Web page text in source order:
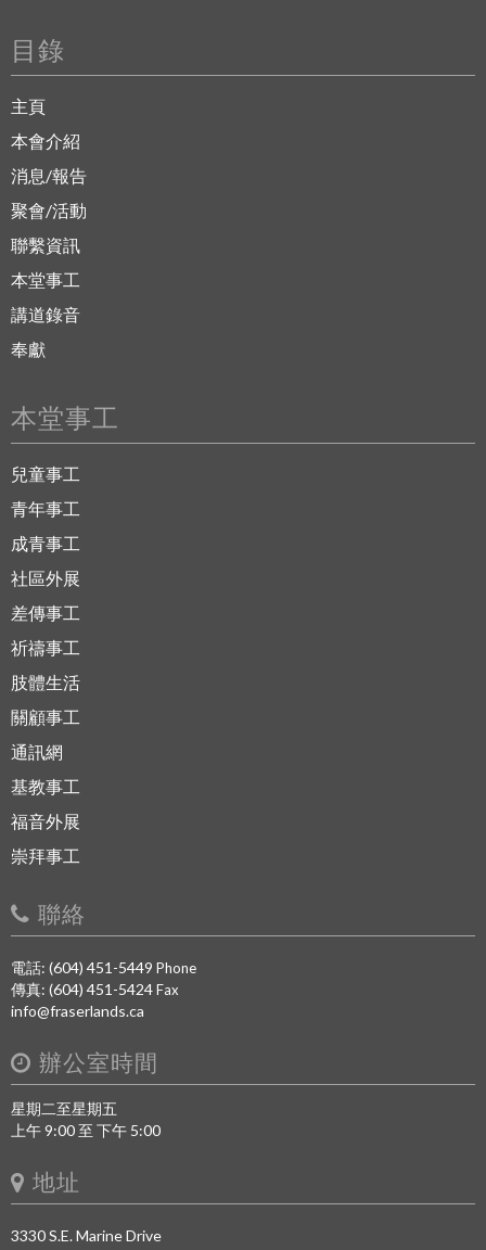
目錄
主頁
本會介紹
消息/報告
聚會/活動
聯繫資訊
本堂事工
講道錄音
奉獻
本堂事工
兒童事工
青年事工
成青事工
社區外展
差傳事工
祈禱事工
肢體生活
關顧事工
通訊網
基教事工
福音外展
崇拜事工
聯絡
電話: (604) 451-5449 Phone
傳真: (604) 451-5424Fax
info@fraserlands.ca
辦公室時間
星期二至星期五
上午 9:00 至 下午 5:00
地址
3330 S.E. Marine Drive